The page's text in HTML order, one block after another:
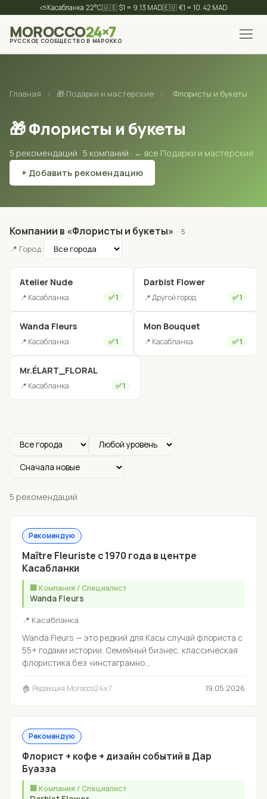
⛅ 22°C🇺🇸 $1 = 9.13 MAD🇪🇺 €1 = 10.42 MAD
MOROCCO24×7
РУССКОЕ СООБЩЕСТВО В МАРОККО
Главная › 🎁 Подарки и мастерские › Флористы и букеты
🎁 Флористы и букеты
5 рекомендаций · 5 компаний · ← все Подарки и мастерские
+ Добавить рекомендацию
Компании в «Флористы и букеты» · 5
📍 Город:
Atelier Nude
📍 Касабланка ✅ 1
Darbist Flower
📍 Другой город ✅ 1
Wanda Fleurs
📍 Касабланка ✅ 1
Mon Bouquet
📍 Касабланка ✅ 1
Mr.ÉLART_FLORAL
📍 Касабланка ✅ 1
5 рекомендаций
Рекомендую
Maître Fleuriste с 1970 года в центре
Касабланки
🏢 Компания / Специалист
Wanda Fleurs
📍 Касабланка
Wanda Fleurs — это редкий для Касы случай флориста с
55+ годами истории. Семейный бизнес, классическая
флористика без «инстаграмно...
🏠 Редакция Morocco24x7 19.05.2026
Рекомендую
Флорист + кофе + дизайн событий в Дар
Буазза
🏢 Компания / Специалист